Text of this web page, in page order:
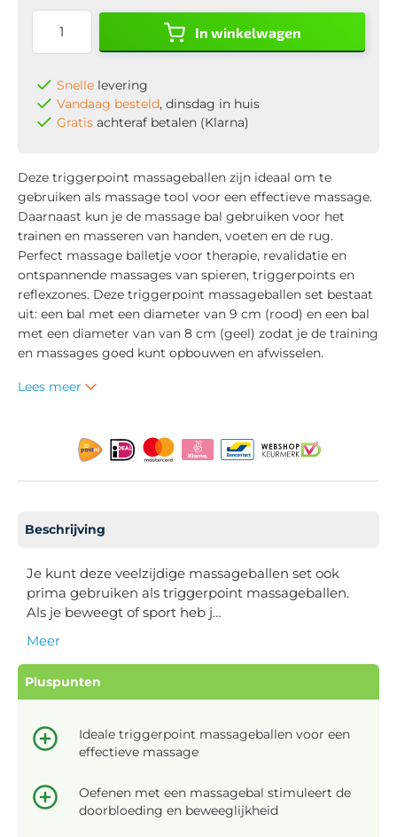
In winkelwagen
Snelle levering
Vandaag besteld, dinsdag in huis
Gratis achteraf betalen (Klarna)
Deze triggerpoint massageballen zijn ideaal om te
gebruiken als massage tool voor een effectieve massage.
Daarnaast kun je de massage bal gebruiken voor het
trainen en masseren van handen, voeten en de rug.
Perfect massage balletje voor therapie, revalidatie en
ontspannende massages van spieren, triggerpoints en
reflexzones. Deze triggerpoint massageballen set bestaat
uit: een bal met een diameter van 9 cm (rood) en een bal
met een diameter van van 8 cm (geel) zodat je de training
en massages goed kunt opbouwen en afwisselen.
Lees meer
Beschrijving
Je kunt deze veelzijdige massageballen set ook
prima gebruiken als triggerpoint massageballen.
Als je beweegt of sport heb j…
Meer
Pluspunten
Ideale triggerpoint massageballen voor een
effectieve massage
Oefenen met een massagebal stimuleert de
doorbloeding en beweeglijkheid